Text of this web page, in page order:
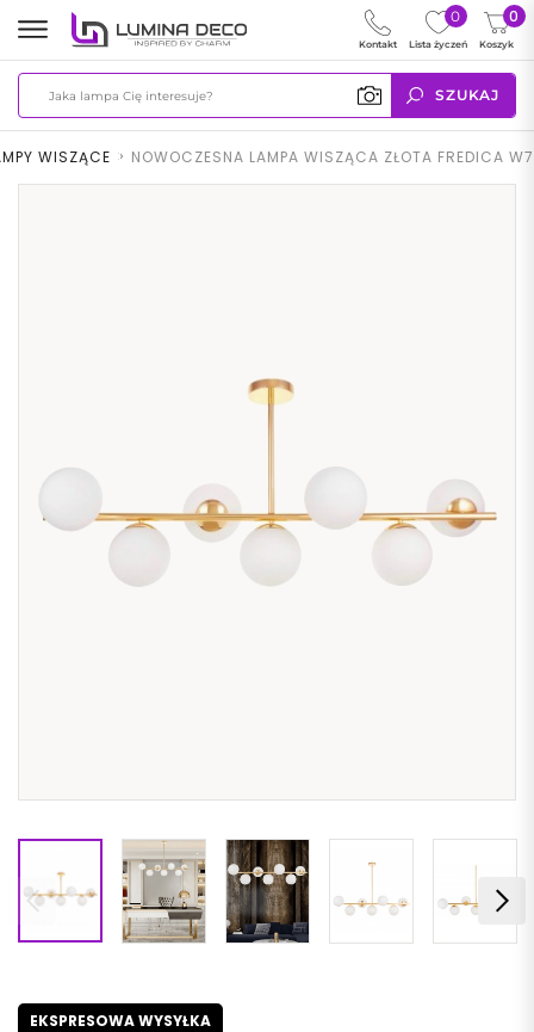
SZUKAJ
0
Koszyk
0
Lista życzeń
Kontakt
WISZĄCE > NOWOCZESNA LAMPA WISZĄCA ZŁOTA FREDICA W7
EKSPRESOWA WYSYŁKA